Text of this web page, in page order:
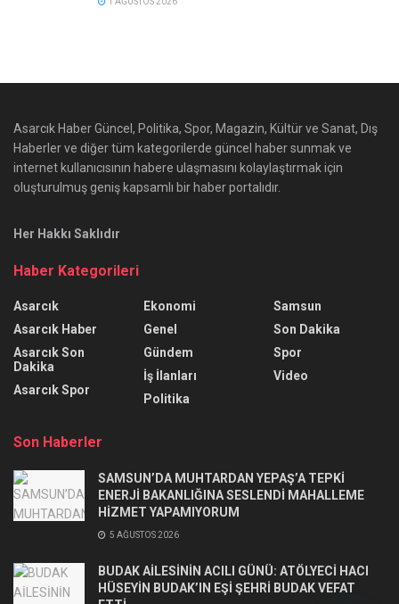
Asarcık Haber Güncel, Politika, Spor, Magazin, Kültür ve Sanat, Dış
Haberler ve diğer tüm kategorilerde güncel haber sunmak ve
internet kullanıcısının habere ulaşmasını kolaylaştırmak için
oluşturulmuş geniş kapsamlı bir haber portalıdır.
Her Hakkı Saklıdır
Haber Kategorileri
Asarcık
Asarcık Haber
Asarcık Son
Dakika
Asarcık Spor
Ekonomi
Genel
Gündem
İş İlanları
Politika
Samsun
Son Dakika
Spor
Video
Son Haberler
SAMSUN’DA MUHTARDAN YEPAŞ’A TEPKİ
ENERJİ BAKANLIĞINA SESLENDİ MAHALLEME
HİZMET YAPAMIYORUM
5 AĞUSTOS 2026
BUDAK AİLESİNİN ACILI GÜNÜ: ATÖLYECİ HACI
HÜSEYİN BUDAK’IN EŞİ ŞEHRİ BUDAK VEFAT